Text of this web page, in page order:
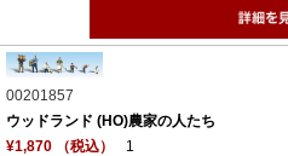
00201857
ウッドランド (HO)農家の人たち
¥1,870 （税込）
1